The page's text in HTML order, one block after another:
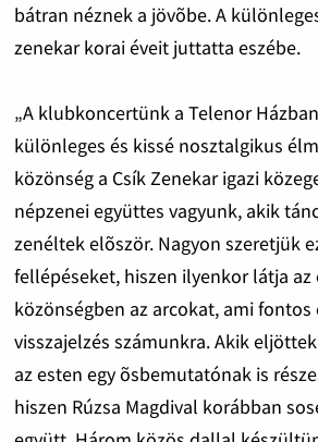
bátran néznek a jövõbe. A
zenekar korai éveit juttatta eszébe.
„A klubkoncertünk a Telenor
különleges és kissé nosztalgikus
közönség a Csík Zenekar igazi
népzenei együttes vagyunk, akik
zenéltek elõször. Nagyon szeretjük
fellépéseket, hiszen ilyenkor látja az
közönségben az arcokat, ami fontos
visszajelzés számunkra. Akik
az esten egy õsbemutatónak is
hiszen Rúzsa Magdival korábban